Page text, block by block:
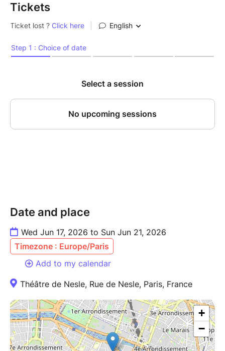
Tickets
Date and place
Wed Jun 17, 2026 to Sun Jun 21, 2026
Timezone : Europe/Paris
Add to my calendar
Théâtre de Nesle, Rue de Nesle, Paris, France
+
−